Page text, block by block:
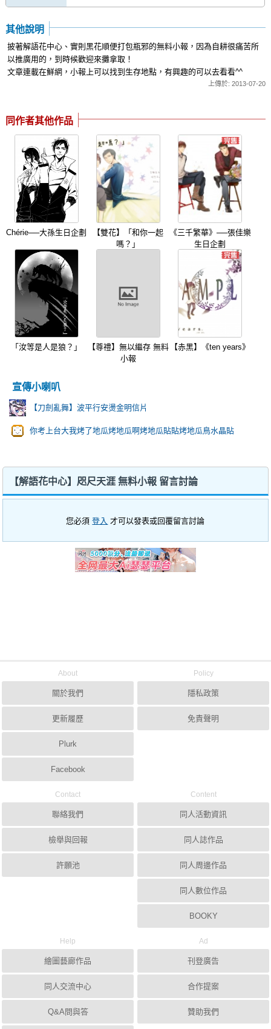
其他說明
披著解語花中心、實則黑花順便打包瓶邪的無料小報，因為自耕很痛苦所
以推廣用的，到時候歡迎來攤拿取！
文章連載在鮮網，小報上可以找到生存地點，有興趣的可以去看看^^
上傳於: 2013-07-20
同作者其他作品
Chérie──大孫生日企劃
【雙花】「和你一起
嗎？」
《三千繁華》──張佳樂
生日企劃
「汝等是人是狼？」
【尊禮】無以繼存 無料
小報
【赤黑】《ten years》
宣傳小喇叭
【刀劍亂舞】波平行安燙金明信片
你考上台大我烤了地瓜烤地瓜啊烤地瓜貼貼烤地瓜鳥水晶貼
【解語花中心】咫尺天涯 無料小報 留言討論
您必須登入 才可以發表或回覆留言討論
About
關於我們
更新履歷
Plurk
Facebook
Policy
隱私政策
免責聲明
Contact
聯絡我們
檢舉與回報
許願池
Content
同人活動資訊
同人誌作品
同人周邊作品
同人數位作品
BOOKY
Help
繪圖藝廊作品
同人交流中心
Q&A問與答
Ad
刊登廣告
合作提案
贊助我們